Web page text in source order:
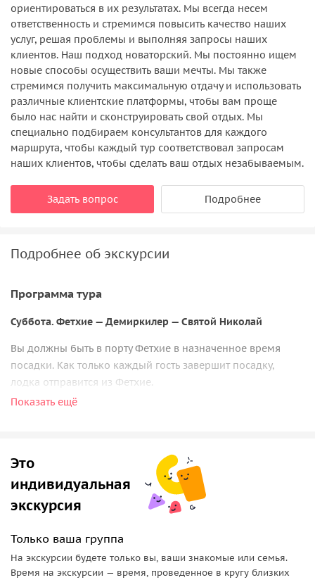
ориентироваться в их результатах. Мы всегда несем
ответственность и стремимся повысить качество наших
услуг, решая проблемы и выполняя запросы наших
клиентов. Наш подход новаторский. Мы постоянно ищем
новые способы осуществить ваши мечты. Мы также
стремимся получить максимальную отдачу и использовать
различные клиентские платформы, чтобы вам проще
было нас найти и сконструировать свой отдых. Мы
специально подбираем консультантов для каждого
маршрута, чтобы каждый тур соответствовал запросам
наших клиентов, чтобы сделать ваш отдых незабываемым.
Задать вопрос Подробнее
Подробнее об экскурсии
Программа тура
Суббота. Фетхие — Демиркилер — Святой Николай
Вы должны быть в порту Фетхие в назначенное время
посадки. Как только каждый гость завершит посадку,
лодка отправится из Фетхие.
По пути будет остановка для купания и наслаждения
средиземноморского побережья.
Позже лодка остановится в бухте Демиркилер и пойдет
дальше к острову Святого Николая. Вы насладитесь
ночь на борту.
Завтрак и ужин включены.
Показать ещё
Это
индивидуальная
экскурсия
Только ваша группа
На экскурсии будете только вы, ваши знакомые или семья.
Время на экскурсии — время, проведенное в кругу близких